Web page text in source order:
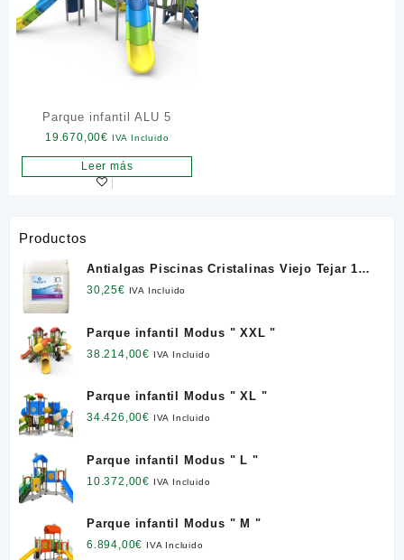
Parque infantil ALU 5
19.670,00€ IVA Incluido
Leer más
Productos
Antialgas Piscinas Cristalinas Viejo Tejar 12
l. NETO
30,25€ IVA Incluido
Parque infantil Modus " XXL "
38.214,00€ IVA Incluido
Parque infantil Modus " XL "
34.426,00€ IVA Incluido
Parque infantil Modus " L "
10.372,00€ IVA Incluido
Parque infantil Modus " M "
6.894,00€ IVA Incluido